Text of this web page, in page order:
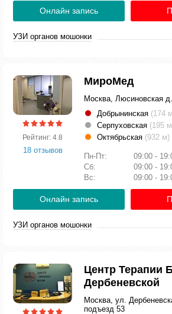
Онлайн запись
УЗИ органов мошонки
Рейтинг: 4.8
18 отзывов
МироМед
Москва, Люсиновская
Добрынинская (174
Серпуховская (195
Октябрьская (932 м)
Пн-Пт:
09:00 -
Сб:
09:00 -
Вс:
09:00 -
Онлайн запись
УЗИ органов мошонки
Центр Терапии
Дербеневской
Москва, ул.
подъезд 53